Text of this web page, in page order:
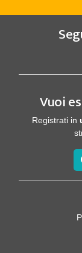
Vuoi
Registrati in